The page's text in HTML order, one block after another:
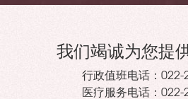
我们竭诚为您提
行政值班电话： 022-
医疗服务电话： 022-